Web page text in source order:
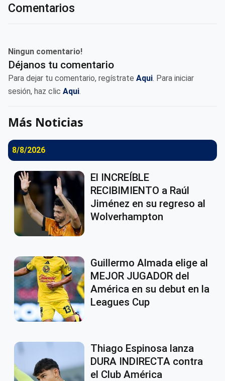
Comentarios
Ningun comentario!
Déjanos tu comentario
Para dejar tu comentario, regístrate Aqui. Para iniciar
sesión, haz clic Aqui.
Más Noticias
8/8/2026
El INCREÍBLE
RECIBIMIENTO a Raúl
Jiménez en su regreso al
Wolverhampton
Guillermo Almada elige al
MEJOR JUGADOR del
América en su debut en la
Leagues Cup
Thiago Espinosa lanza
DURA INDIRECTA contra
el Club América